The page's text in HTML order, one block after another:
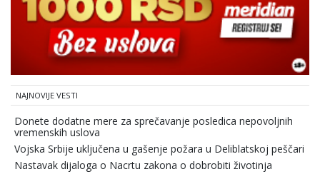
NAJNOVIJE VESTI
Donete dodatne mere za sprečavanje posledica nepovoljnih
vremenskih uslova
Vojska Srbije uključena u gašenje požara u Deliblatskoj peščari
Nastavak dijaloga o Nacrtu zakona o dobrobiti životinja